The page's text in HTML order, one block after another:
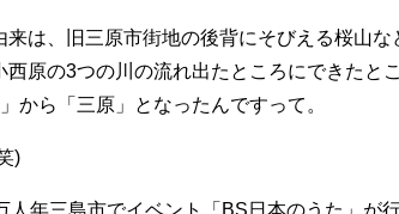
来は、旧三原市街地の後背にそびえる桜山な
原の3つの川の流れ出たところにできたと
から「三原」となったんですって。
)